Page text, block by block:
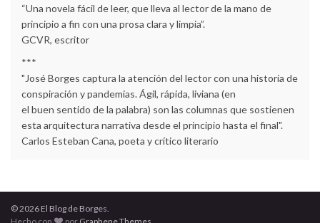
“Una novela fácil de leer, que lleva al lector de la mano de
principio a fin con una prosa clara y limpia”.
GCVR, escritor
***
"José Borges captura la atención del lector con una historia de
conspiración y pandemias. Ágil, rápida, liviana (en
el buen sentido de la palabra) son las columnas que sostienen
esta arquitectura narrativa desde el principio hasta el final".
Carlos Esteban Cana, poeta y crítico literario
© 2026 El Blog de Borges.